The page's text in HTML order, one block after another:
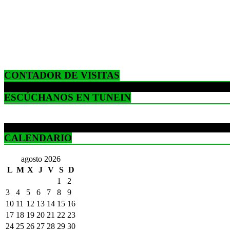
CONTADOR DE VISITAS
ESCÚCHANOS EN TUNEIN
CALENDARIO
agosto 2026
L M X J V S D
1
2
3
4 5 6 7 8
9
10 11 12 13 14 15 16
17 18 19 20 21 22 23
24 25 26 27 28 29 30